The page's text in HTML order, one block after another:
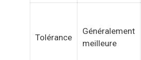
Tolérance
Généralement
meilleure